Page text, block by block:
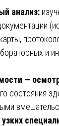
анализ:
и
—
состояния